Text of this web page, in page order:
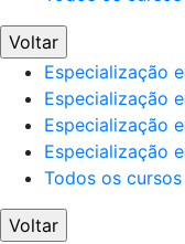
Voltar
Especialização
Especialização
Especialização
Especialização
Todos os cursos
Voltar